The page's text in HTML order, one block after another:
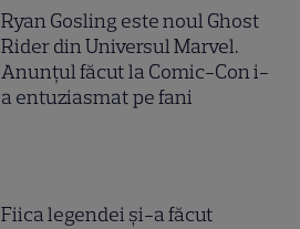
Ryan Gosling este noul Ghost
Rider din Universul Marvel.
Anunțul făcut la Comic-Con i-
a entuziasmat pe fani
Fiica legendei și-a făcut